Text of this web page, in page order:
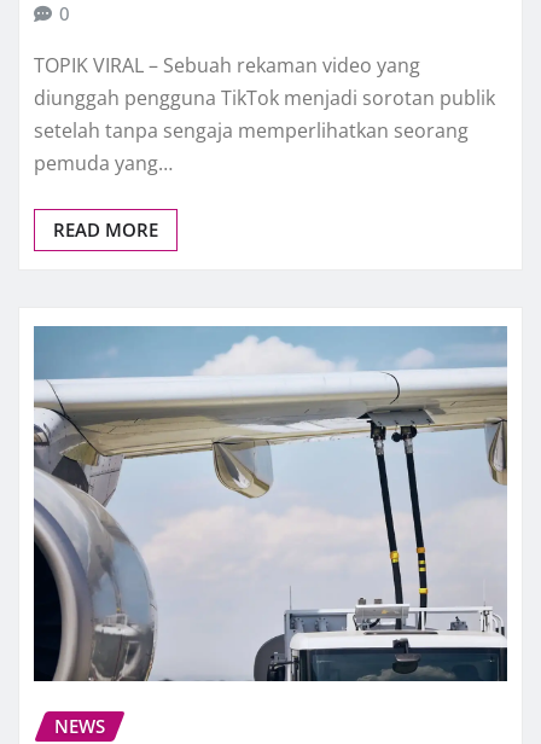
0
TOPIK VIRAL – Sebuah rekaman video yang
diunggah pengguna TikTok menjadi sorotan publik
setelah tanpa sengaja memperlihatkan seorang
pemuda yang…
READ MORE
NEWS